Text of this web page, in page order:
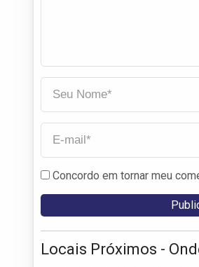
Concordo em tornar meu
Locais Próximos -